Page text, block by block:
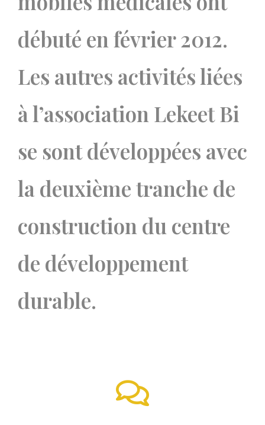
débuté en février 2012.
Les autres activités liées
à l’association Lekeet Bi
se sont développées avec
la deuxième tranche de
construction du centre
de développement
durable.